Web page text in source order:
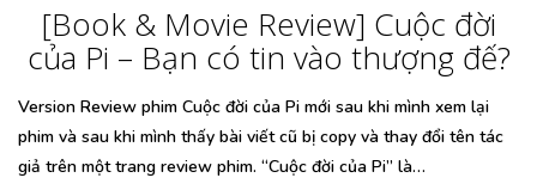
[Book & Movie Review] Cuộc đời
của Pi – Bạn có tin vào thượng đế?
Version Review phim Cuộc đời của Pi mới sau khi mình xem lại
phim và sau khi mình thấy bài viết cũ bị copy và thay đổi tên tác
giả trên một trang review phim. “Cuộc đời của Pi” là…